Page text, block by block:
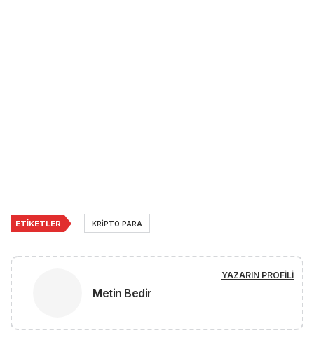
ETIKETLER KRIPTO PARA
Metin Bedir
YAZARIN PROFILI